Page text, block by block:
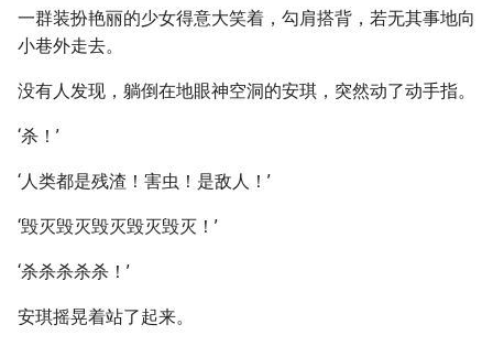
一群装扮艳丽的少女得意大笑着，勾肩搭背，若无其事地向
小巷外走去。
没有人发现，躺倒在地眼神空洞的安琪，突然动了动手指。
‘杀！’
‘人类都是残渣！害虫！是敌人！’
‘毁灭毁灭毁灭毁灭毁灭！’
‘杀杀杀杀杀！’
安琪摇晃着站了起来。